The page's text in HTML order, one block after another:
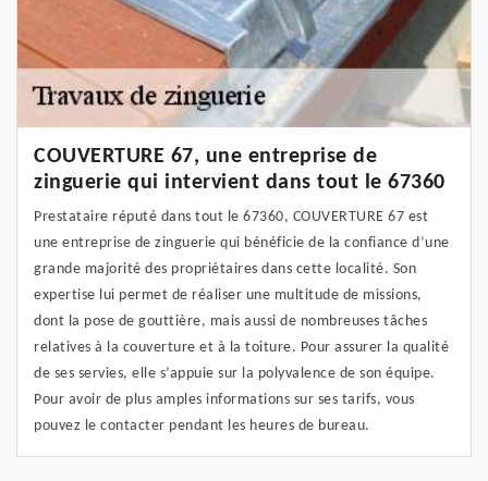
COUVERTURE 67, une entreprise de
zinguerie qui intervient dans tout le 67360
Prestataire réputé dans tout le 67360, COUVERTURE 67 est
une entreprise de zinguerie qui bénéficie de la confiance d’une
grande majorité des propriétaires dans cette localité. Son
expertise lui permet de réaliser une multitude de missions,
dont la pose de gouttière, mais aussi de nombreuses tâches
relatives à la couverture et à la toiture. Pour assurer la qualité
de ses servies, elle s’appuie sur la polyvalence de son équipe.
Pour avoir de plus amples informations sur ses tarifs, vous
pouvez le contacter pendant les heures de bureau.